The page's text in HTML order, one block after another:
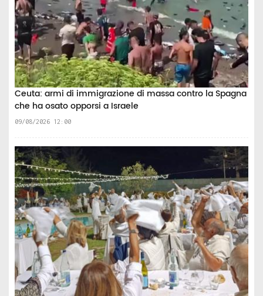
Ceuta: armi di immigrazione di massa contro la Spagna
che ha osato opporsi a Israele
09/08/2026 12:00